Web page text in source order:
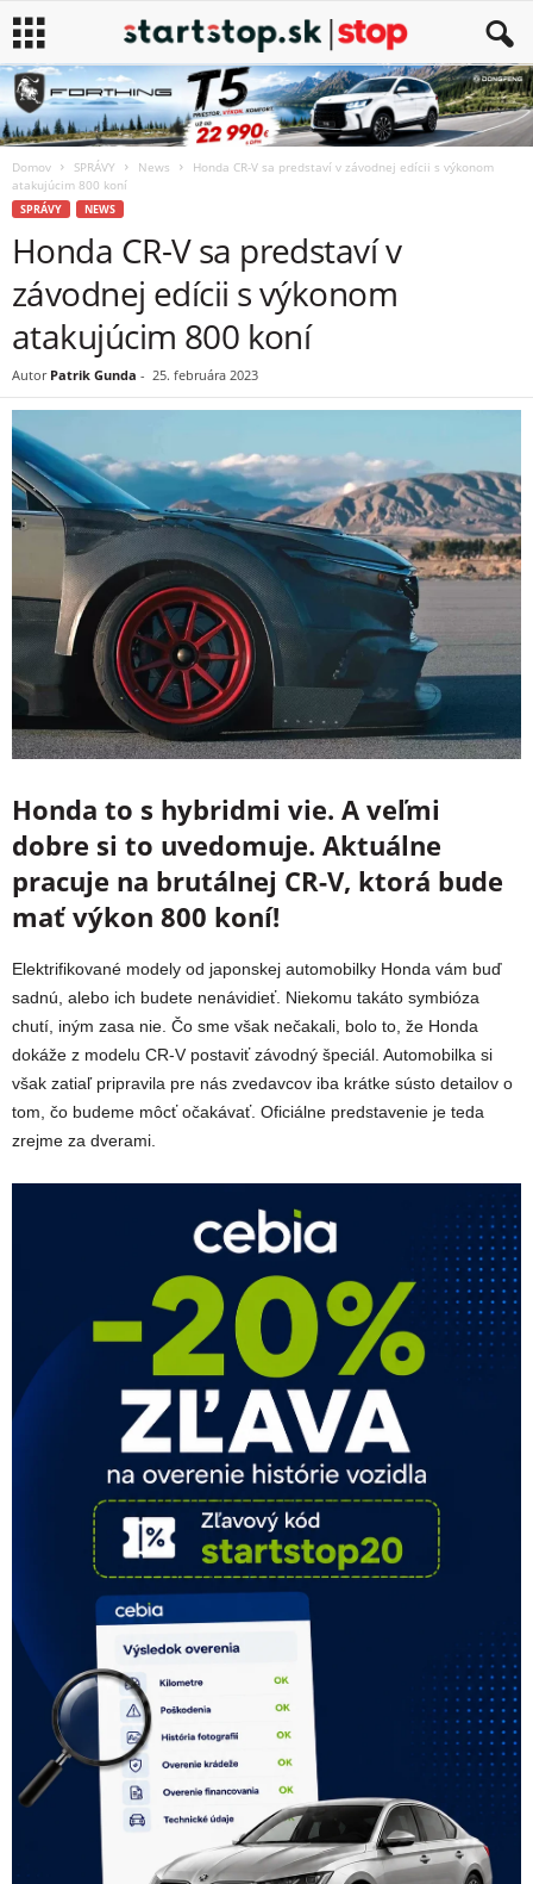
Domov SPRÁVY News
Honda CR-V sa predstaví v závodnej edícii s výkonom
atakujúcim 800 koní
SPRÁVY NEWS
Honda CR-V sa predstaví v
závodnej edícii s výkonom
atakujúcim 800 koní
Autor Patrik Gunda - 25. februára 2023
Honda to s hybridmi vie. A veľmi
dobre si to uvedomuje. Aktuálne
pracuje na brutálnej CR-V, ktorá bude
mať výkon 800 koní!
Elektrifikované modely od japonskej automobilky Honda vám buď
sadnú, alebo ich budete nenávidieť. Niekomu takáto symbióza
chutí, iným zasa nie. Čo sme však nečakali, bolo to, že Honda
dokáže z modelu CR-V postaviť závodný špeciál. Automobilka si
však zatiaľ pripravila pre nás zvedavcov iba krátke sústo detailov o
tom, čo budeme môcť očakávať. Oficiálne predstavenie je teda
zrejme za dverami.